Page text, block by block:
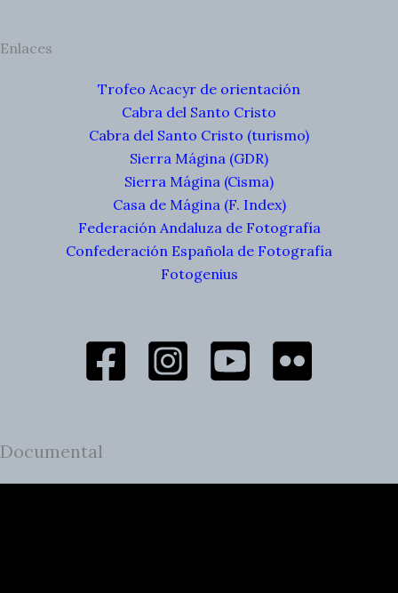
Enlaces
Trofeo Acacyr de orientación
Cabra del Santo Cristo
Cabra del Santo Cristo (turismo)
Sierra Mágina (GDR)
Sierra Mágina (Cisma)
Casa de Mágina (F. Index)
Federación Andaluza de Fotografía
Confederación Española de Fotografía
Fotogenius
Documental